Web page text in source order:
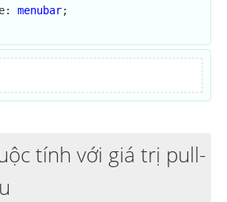
menubar;
tính với giá trị pull-